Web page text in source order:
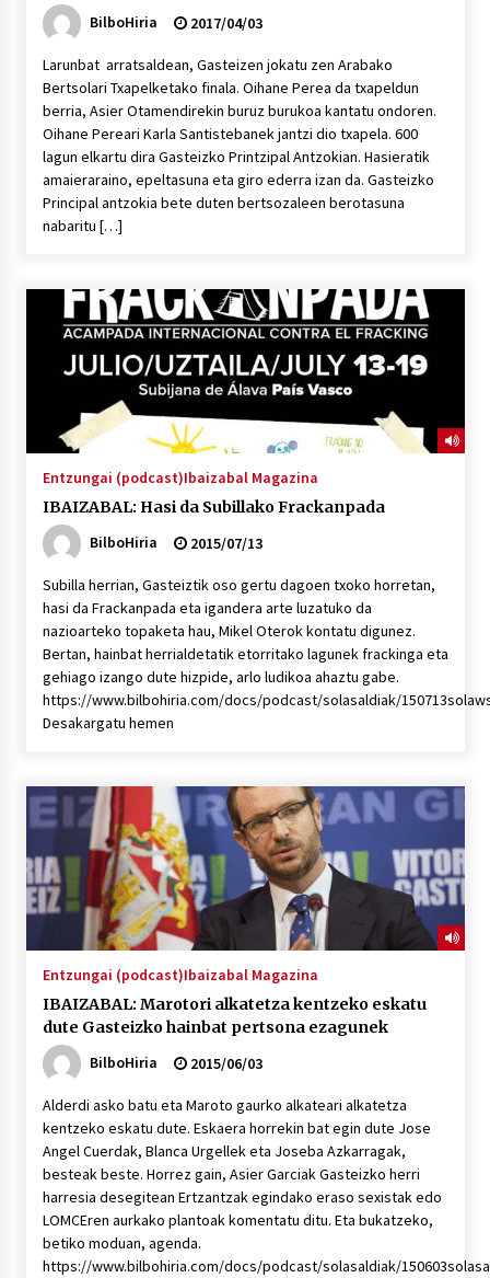
BilboHiria 2017/04/03
Larunbat arratsaldean, Gasteizen jokatu zen Arabako
Bertsolari Txapelketako finala. Oihane Perea da txapeldun
berria, Asier Otamendirekin buruz burukoa kantatu ondoren.
Oihane Pereari Karla Santistebanek jantzi dio txapela. 600
lagun elkartu dira Gasteizko Printzipal Antzokian. Hasieratik
amaieraraino, epeltasuna eta giro ederra izan da. Gasteizko
Principal antzokia bete duten bertsozaleen berotasuna
nabaritu […]
Entzungai (podcast)Ibaizabal Magazina
IBAIZABAL: Hasi da Subillako Frackanpada
BilboHiria
2015/07/13
Subilla herrian, Gasteiztik oso gertu dagoen txoko horretan,
hasi da Frackanpada eta igandera arte luzatuko da
nazioarteko topaketa hau, Mikel Oterok kontatu digunez.
Bertan, hainbat herrialdetatik etorritako lagunek frackinga eta
gehiago izango dute hizpide, arlo ludikoa ahaztu gabe.
https://www.bilbohiria.com/docs/podcast/solasaldiak/
Desakargatu hemen
Entzungai (podcast)Ibaizabal Magazina
IBAIZABAL: Marotori alkatetza kentzeko eskatu
dute Gasteizko hainbat pertsona ezagunek
BilboHiria
2015/06/03
Alderdi asko batu eta Maroto gaurko alkateari alkatetza
kentzeko eskatu dute. Eskaera horrekin bat egin dute Jose
Angel Cuerdak, Blanca Urgellek eta Joseba Azkarragak,
besteak beste. Horrez gain, Asier Garciak Gasteizko herri
harresia desegitean Ertzantzak egindako eraso sexistak edo
LOMCEren aurkako plantoak komentatu ditu. Eta bukatzeko,
betiko moduan, agenda.
https://www.bilbohiria.com/docs/podcast/solasaldiak/